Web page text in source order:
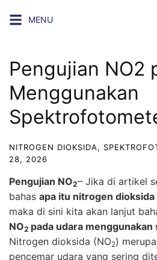
MENU
Pengujian NO2
Menggunakan
NITROGEN DIOKSIDA,
28, 2026
Pengujian NO2– Jika di artikel
bahas apa itu nitrogen dioksida
maka di sini kita akan lanjut
NO2 pada udara
Nitrogen dioksida (NO2)
pencemar udara yang sering